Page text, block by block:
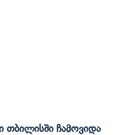
Თბილისში Ჩამოვიდა